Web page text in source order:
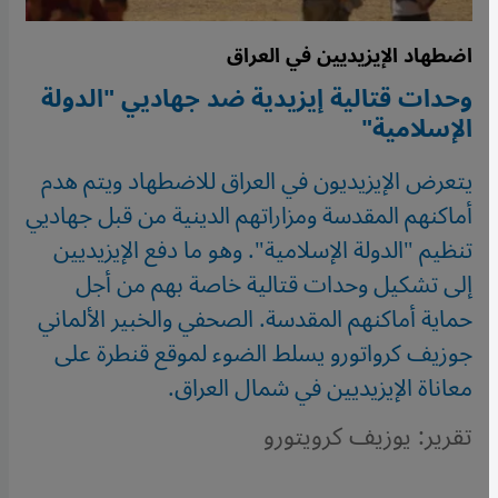
اضطهاد الإيزيديين في العراق
وحدات قتالية إيزيدية ضد جهاديي "الدولة
الإسلامية"
يتعرض الإيزيديون في العراق للاضطهاد ويتم هدم
أماكنهم المقدسة ومزاراتهم الدينية من قبل جهاديي
تنظيم "الدولة الإسلامية". وهو ما دفع الإيزيديين
إلى تشكيل وحدات قتالية خاصة بهم من أجل
حماية أماكنهم المقدسة. الصحفي والخبير الألماني
جوزيف كرواتورو يسلط الضوء لموقع قنطرة على
معاناة الإيزيديين في شمال العراق.
تقرير: يوزيف كرويتورو